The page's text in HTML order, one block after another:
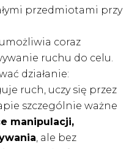
przedmiotami przy
coraz
ruchu do celu.
działanie:
ruch, uczy się przez
szczególnie ważne
manipulacji,
, ale bez